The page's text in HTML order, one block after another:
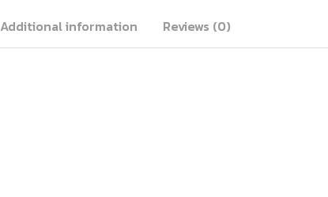
Additional information Reviews (0)